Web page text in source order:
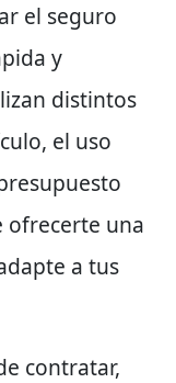
el seguro
y
distintos
el uso
ofrecerte una
a tus
contratar,